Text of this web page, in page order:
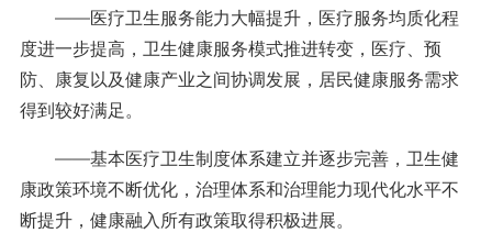
——医疗卫生服务能力大幅提升，医疗服务均质化程
度进一步提高，卫生健康服务模式推进转变，医疗、预
防、康复以及健康产业之间协调发展，居民健康服务需求
得到较好满足。
——基本医疗卫生制度体系建立并逐步完善，卫生健
康政策环境不断优化，治理体系和治理能力现代化水平不
断提升，健康融入所有政策取得积极进展。